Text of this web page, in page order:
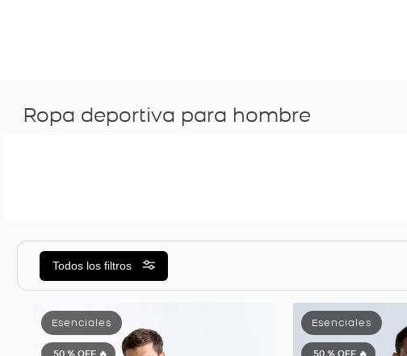
Ropa deportiva para hombre
Todos los filtros